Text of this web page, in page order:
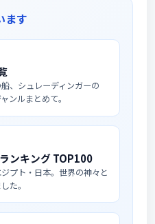
ます
、シュレーディンガーの
ンルまとめて。
ンキング TOP100
プト・日本。世界の神々と
た。